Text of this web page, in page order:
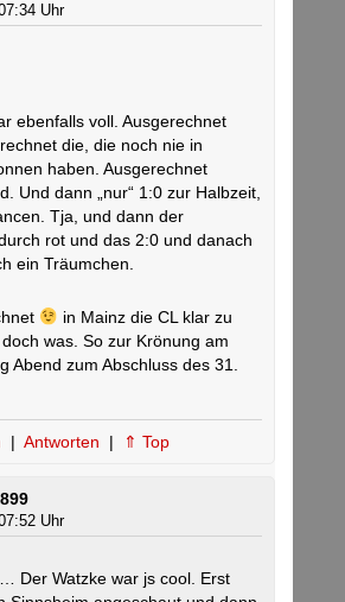
Uhr
ebenfalls voll. Ausgerechnet
die, die noch nie in
haben. Ausgerechnet
Und dann „nur“ 1:0 zur Halbzeit,
Tja, und dann der
rot und das 2:0 und danach
ein Träumchen.
in Mainz die CL klar zu
was. So zur Krönung am
Abend zum Abschluss des 31.
| Antworten | ⇑ Top
Uhr
Der Watzke war js cool. Erst